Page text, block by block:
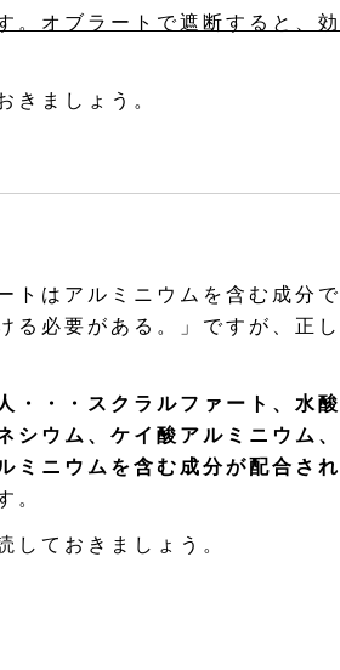
。オブラートで遮断すると、効
きましょう。
トはアルミニウムを含む成分で
る必要がある。」ですが、正し
・・・スクラルファート、水酸
シウム、ケイ酸アルミニウム、
ミニウムを含む成分が配合され
。
ておきましょう。